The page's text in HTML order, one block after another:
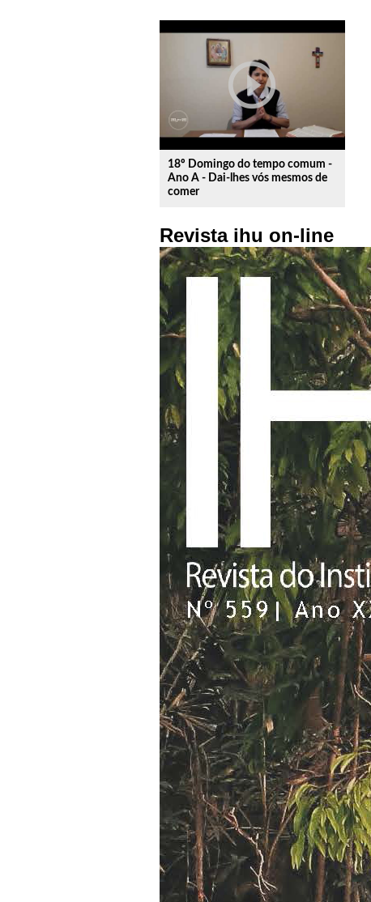
play_circle_outline
18º Domingo do tempo comum -
Ano A - Dai-lhes vós mesmos de
comer
Revista ihu on-line